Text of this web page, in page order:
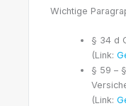
Wichtige
§ 34 d
(Link:
§ 59 –
(Link: